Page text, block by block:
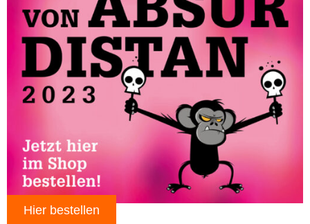
Hier bestellen